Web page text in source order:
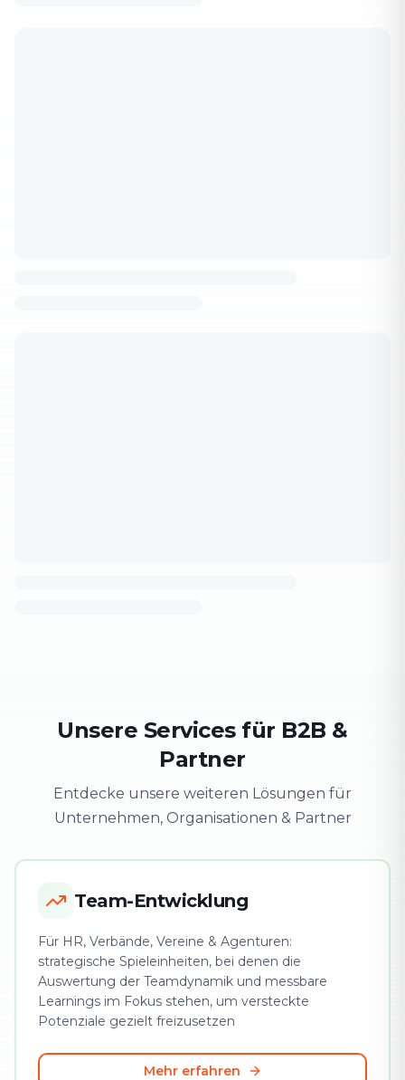
Unsere Services für B2B &
Partner
Entdecke unsere weiteren Lösungen für
Unternehmen, Organisationen & Partner
Team-Entwicklung
Für HR, Verbände, Vereine & Agenturen:
strategische Spieleinheiten, bei denen die
Auswertung der Teamdynamik und messbare
Learnings im Fokus stehen, um versteckte
Potenziale gezielt freizusetzen
Mehr erfahren